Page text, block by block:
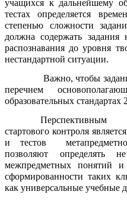
учащихся к дальнейшему
тестах определяется
степенью сложности
должна содержать задания
распознавания до уровня
нестандартной ситуации.
Важно, чтобы
перечнем
образовательных стандартах
Перспективным
стартового контроля
и тестов
позволяют определять
межпредметных понятий
сформированности таких
как универсальные учебные